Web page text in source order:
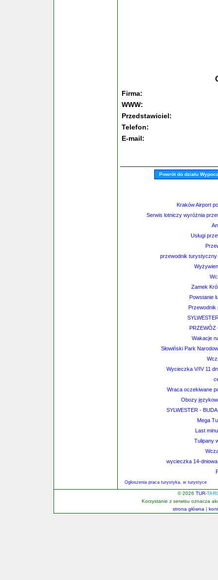
Firma:
WWW:
Przedstawiciel:
Telefon:
E-mail:
Powrót do działu
Kraków Airport
Serwis lotniczy wyróżnia
Usługi
przewodnik turystyczny
Zamek
Powstanie
Przewodnik
PRZEWÓZ
Wakacje
Słowiński Park
Wycieczka V/IV 11
Wraca oczekiwane
Obozy
SYLWESTER -
Mega
Last
Tulipany
wycieczka 14-
Ogłoszenia praca turystyka, w turystyce
© 2026 TUR-
Korzystanie z serwisu oznacza
strona główna |